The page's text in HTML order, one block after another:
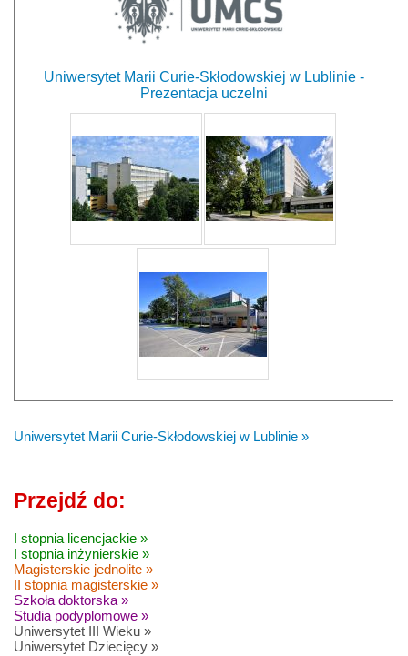
Uniwersytet Marii Curie-Skłodowskiej w Lublinie -
Prezentacja uczelni
Uniwersytet Marii Curie-Skłodowskiej w Lublinie »
Przejdź do:
I stopnia licencjackie »
I stopnia inżynierskie »
Magisterskie jednolite »
II stopnia magisterskie »
Szkoła doktorska »
Studia podyplomowe »
Uniwersytet III Wieku »
Uniwersytet Dziecięcy »